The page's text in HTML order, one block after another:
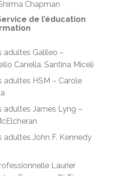
Chapman
de l’éducation
adultes Galileo –
Canella, Santina Miceli
adultes HSM – Carole
adultes James Lyng –
adultes John F. Kennedy
Laurier